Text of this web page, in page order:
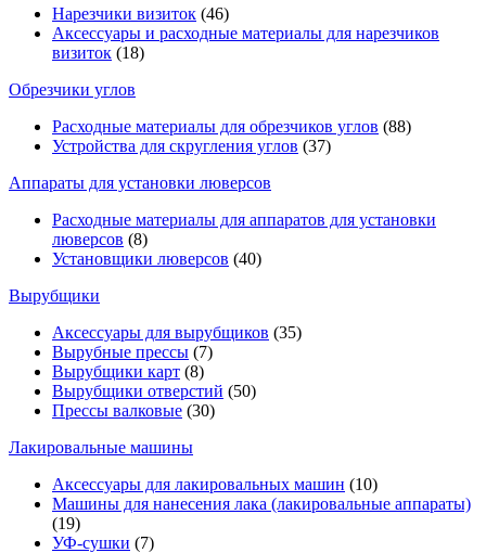
Нарезчики визиток (46)
Аксессуары и расходные материалы для нарезчиков
визиток (18)
Обрезчики углов
Расходные материалы для обрезчиков углов (88)
Устройства для скругления углов (37)
Аппараты для установки люверсов
Расходные материалы для аппаратов для установки
люверсов (8)
Установщики люверсов (40)
Вырубщики
Аксессуары для вырубщиков (35)
Вырубные прессы (7)
Вырубщики карт (8)
Вырубщики отверстий (50)
Прессы валковые (30)
Лакировальные машины
Аксессуары для лакировальных машин (10)
Машины для нанесения лака (лакировальные аппараты)
(19)
УФ-сушки (7)